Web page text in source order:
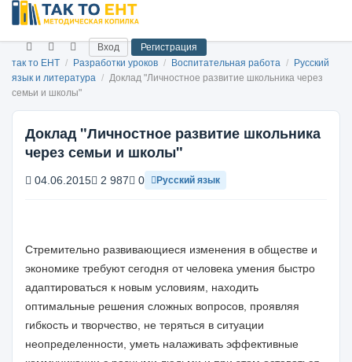
Вход
Регистрация
так то ЕНТ / Разработки уроков / Воспитательная работа /
Русский
язык и литература / Доклад "Личностное развитие школьника через
семьи и школы"
Доклад "Личностное развитие школьника
через семьи и школы"
04.06.2015 2 987 0 Русский язык
Стремительно развивающиеся изменения в обществе и
экономике требуют сегодня от человека умения быстро
адаптироваться к новым условиям, находить
оптимальные решения сложных вопросов, проявляя
гибкость и творчество, не теряться в ситуации
неопределенности, уметь налаживать эффективные